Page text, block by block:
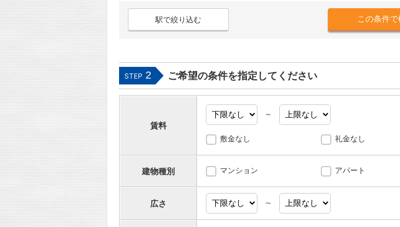
駅で絞り込む
STEP 2 ご希望の条件を指定してください
賃料
～
敷金なし 礼金なし
建物種別 マンション アパート
広さ ～